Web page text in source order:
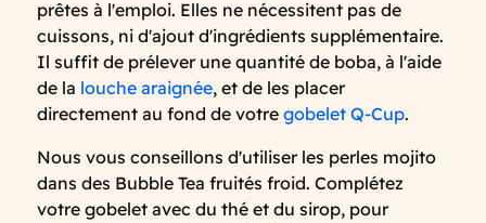
prêtes à l'emploi. Elles ne nécessitent pas de
cuissons, ni d'ajout d'ingrédients supplémentaire.
Il suffit de prélever une quantité de boba, à l'aide
de la louche araignée, et de les placer
directement au fond de votre gobelet Q-Cup.
Nous vous conseillons d'utiliser les perles mojito
dans des Bubble Tea fruités froid. Complétez
votre gobelet avec du thé et du sirop, pour